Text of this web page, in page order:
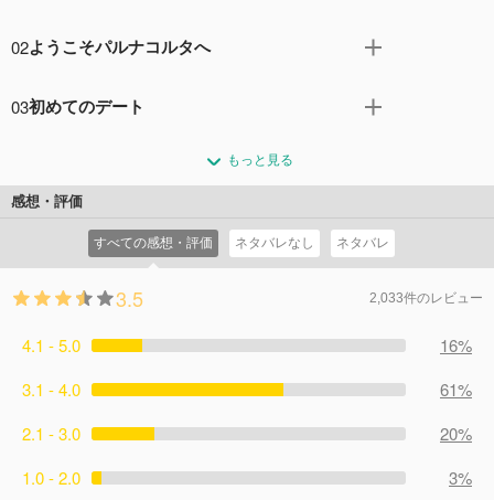
リアは、ジルトニア王国で日々お務めに励んでいた。 しか
ぎて可愛げがない」と婚約破棄され、隣国パルナコルタ王
02ようこそパルナコルタへ
覚悟していたが、待っていたのは予想外の大歓迎であっ
トの二人から迎えられ、「パルナコルタの聖女」として、
お務めをこなしていく。 一方、ジルトニア王国ではミア
が、突然去ってしまった姉に思いを馳せ……。
コメント7件拍手10回
03初めてのデート
の生活に馴染み始めるフィリア。 お務めが早く終わった日
に、リーナの計らいでオスヴァルトとデートをすること
ちに知らなかった感情を知っていく。 一方、ミアは第二王
子・ユリウスに呼び出された先で、突然求婚されて――。
コメント11件 拍手23回
もっと見る
感想・評価
すべての感想・評価 ネタバレなし ネタバレ
3.5 2,033件のレビュー
4.1 - 5.0
16%
3.1 - 4.0
61%
2.1 - 3.0
20%
1.0 - 2.0
3%